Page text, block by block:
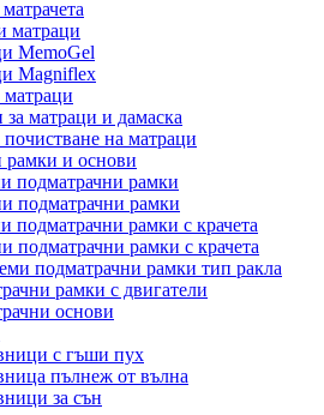
матраци
MemoGel
Мagniflex
матраци и дамаска
почистване на матраци
рамки и основи
подматрачни рамки
подматрачни рамки
подматрачни рамки с крачета
подматрачни рамки с крачета
подматрачни рамки тип ракла
рамки с двигатели
основи
с гъши пух
пълнеж от вълна
за сън